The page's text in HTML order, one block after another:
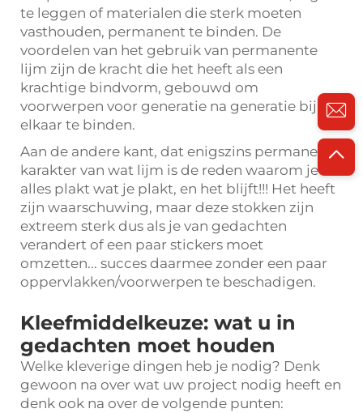
te leggen of materialen die sterk moeten
vasthouden, permanent te binden. De
voordelen van het gebruik van permanente
lijm zijn de kracht die het heeft als een
krachtige bindvorm, gebouwd om
voorwerpen voor generatie na generatie bij
elkaar te binden.
Aan de andere kant, dat enigszins permanente
karakter van wat lijm is de reden waarom je
alles plakt wat je plakt, en het blijft!!! Het heeft
zijn waarschuwing, maar deze stokken zijn
extreem sterk dus als je van gedachten
verandert of een paar stickers moet
omzetten... succes daarmee zonder een paar
oppervlakken/voorwerpen te beschadigen.
Kleefmiddelkeuze: wat u in
gedachten moet houden
Welke kleverige dingen heb je nodig? Denk
gewoon na over wat uw project nodig heeft en
denk ook na over de volgende punten: